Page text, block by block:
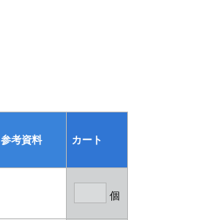
参考資料
カート
個